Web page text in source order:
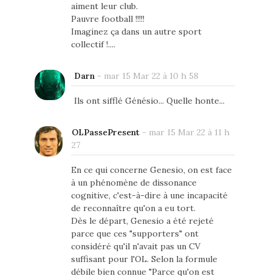
aiment leur club.
Pauvre football !!!!!
Imaginez ça dans un autre sport
collectif !....
Darn- mar 15 Mar 22 à 10 h 58
Ils ont sifflé Génésio... Quelle honte...
OLPassePresent- mar 15 Mar 22 à 11 h
27
En ce qui concerne Genesio, on est face
à un phénomène de dissonance
cognitive, c'est-à-dire à une incapacité
de reconnaître qu'on a eu tort.
Dès le départ, Genesio a été rejeté
parce que ces "supporters" ont
considéré qu'il n'avait pas un CV
suffisant pour l'OL. Selon la formule
débile bien connue "Parce qu'on est